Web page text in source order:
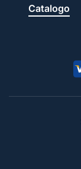
Catalogo